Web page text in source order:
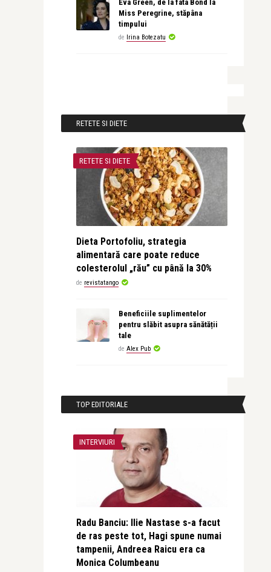
Eva Green, de la fata Bond la
Miss Peregrine, stăpâna
timpului
de Irina Botezatu
RETETE SI DIETE
RETETE SI DIETE
Dieta Portofoliu, strategia
alimentară care poate reduce
colesterolul „rău” cu până la 30%
de revistatango
Beneficiile suplimentelor
pentru slăbit asupra sănătății
tale
de Alex Pub
TOP EDITORIALE
INTERVIURI
Radu Banciu: Ilie Nastase s-a facut
de ras peste tot, Hagi spune numai
tampenii, Andreea Raicu era ca
Monica Columbeanu